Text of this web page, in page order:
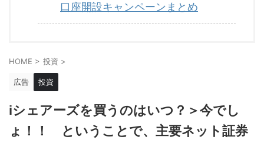
口座開設キャンペーンまとめ
HOME > 投資 >
広告 投資
iシェアーズを買うのはいつ？＞今でし
ょ！！ ということで、主要ネット証券